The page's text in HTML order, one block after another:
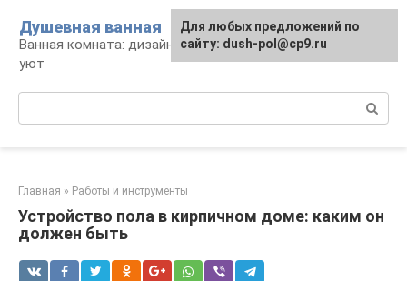
контенту
Душевная ванная
Ванная комната: дизайн, саноборудование,
уют
Главная » Работы и инструменты
Устройство пола в кирпичном доме: каким он
должен быть
Для любых предложений по
сайту: dush-pol@cp9.ru